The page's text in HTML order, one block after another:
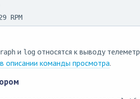
RPM
и log относятся к выводу
в описании команды просмотра.